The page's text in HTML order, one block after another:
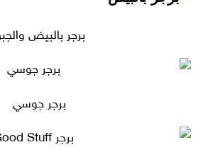
برجر بالبيض
برجر جوسي